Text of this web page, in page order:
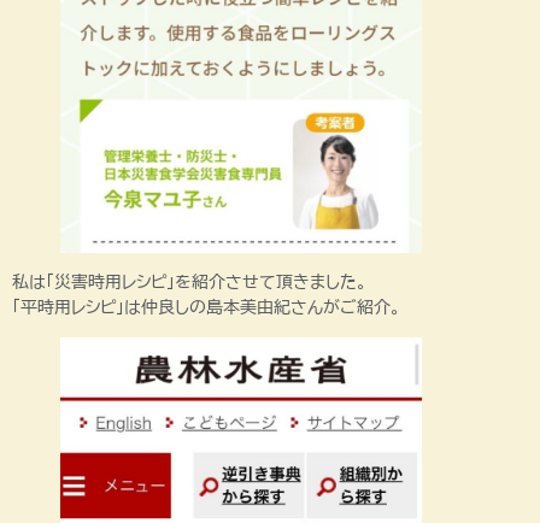
私は「災害時用レシピ」を紹介させて頂きました。
「平時用レシピ」は仲良しの島本美由紀さんがご紹介。